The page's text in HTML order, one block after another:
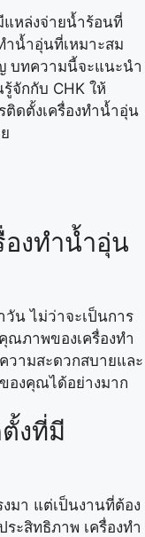
แหล่งจ่ายน้ำร้อนที่
ำน้ำอุ่นที่เหมาะสม
บทความนี้จะแนะนำ
จักกับ CHK ให้
ติดตั้งเครื่องทำน้ำอุ่น
งทำน้ำอุ่น
น ไม่ว่าจะเป็นการ
ณภาพของเครื่องทำ
วามสะดวกสบายและ
องคุณได้อย่างมาก
งที่มี
มา แต่เป็นงานที่ต้อง
ะสิทธิภาพ เครื่องทำ